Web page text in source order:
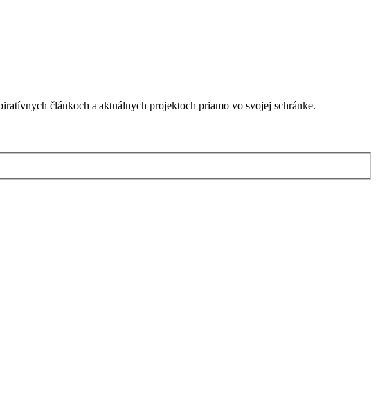
článkoch a aktuálnych projektoch priamo vo svojej schránke.